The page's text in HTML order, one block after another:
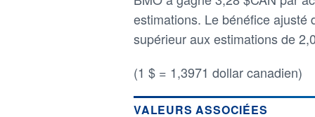
estimations. Le bénéfice ajusté
supérieur aux estimations de
(1 $ = 1,3971 dollar canadien)
VALEURS ASSOCIÉES